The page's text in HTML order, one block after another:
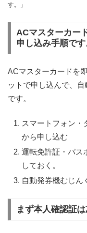
す。」
ACマスターカー
申し込み手順です
ACマスターカードを
ットで申し込んで、
です。
スマートフォン・
から申し込む
運転免許証・パス
しておく。
自動発券機むじん
まず本人確認証